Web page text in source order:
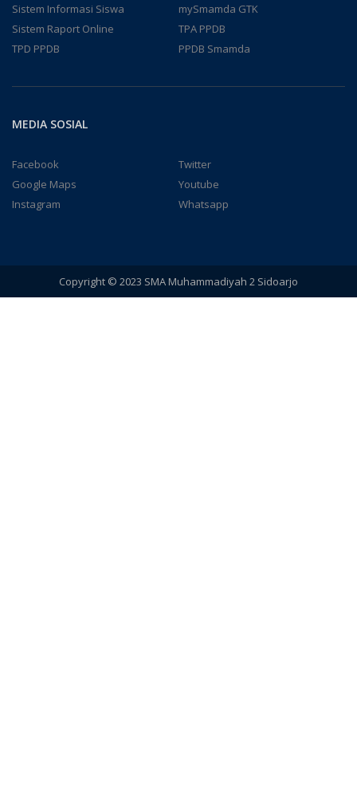
Sistem Informasi Siswa
mySmamda GTK
Sistem Raport Online
TPA PPDB
TPD PPDB
PPDB Smamda
MEDIA SOSIAL
Facebook
Twitter
Google Maps
Youtube
Instagram
Whatsapp
Copyright © 2023 SMA Muhammadiyah 2 Sidoarjo